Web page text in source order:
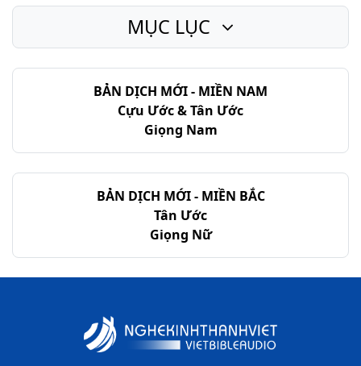
BẢN DỊCH MỚI - MIỀN NAM
Cựu Ước & Tân Ước
Giọng Nam
BẢN DỊCH MỚI - MIỀN BẮC
Tân Ước
Giọng Nữ
MỤC LỤC